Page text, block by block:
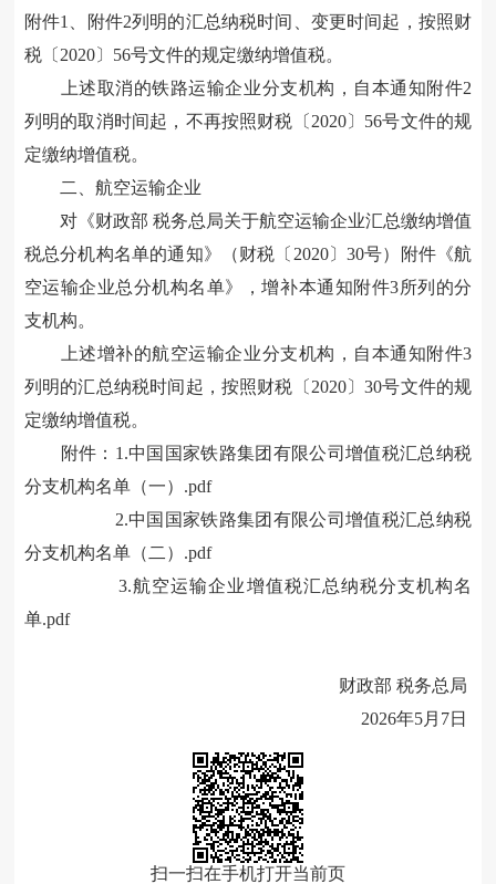
附件1、附件2列明的汇总纳税时间、变更时间起，按照财
税〔2020〕56号文件的规定缴纳增值税。
上述取消的铁路运输企业分支机构，自本通知附件2
列明的取消时间起，不再按照财税〔2020〕56号文件的规
定缴纳增值税。
二、航空运输企业
对《财政部 税务总局关于航空运输企业汇总缴纳增值
税总分机构名单的通知》
（财税〔2020〕30号）附件《航
空运输企业总分机构名单》，增补本通知附件3所列的分
支机构。
上述增补的航空运输企业分支机构，自本通知附件3
列明的汇总纳税时间起，按照财税〔2020〕30号文件的规
定缴纳增值税。
附件：1.中国国家铁路集团有限公司增值税汇总纳税
分支机构名单（一）.pdf
2.中国国家铁路集团有限公司增值税汇总纳税
分支机构名单（二）.pdf
3.航空运输企业增值税汇总纳税分支机构名
单.pdf
财政部 税务总局
2026年5月7日
扫一扫在手机打开当前页